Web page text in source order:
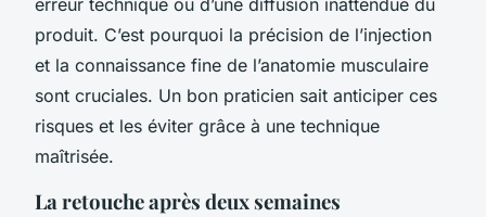
erreur technique ou d’une diffusion inattendue du
produit. C’est pourquoi la précision de l’injection
et la connaissance fine de l’anatomie musculaire
sont cruciales. Un bon praticien sait anticiper ces
risques et les éviter grâce à une technique
maîtrisée.
La retouche après deux semaines